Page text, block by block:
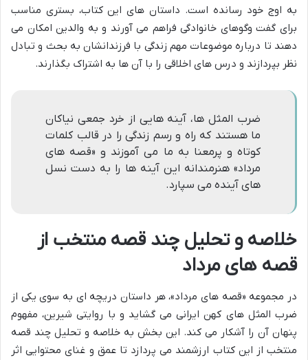
به اوج خود رسانده است. داستان های این کتاب، بستری مناسب
برای گفت وگوهای خانوادگی فراهم می آورند و به والدین امکان می
دهند تا درباره موضوعات مهم زندگی با فرزندانشان به بحث و تبادل
نظر بپردازند و درس های اخلاقی را با آن ها به اشتراک بگذارند.
ضرب المثل ها، آینه هایی از خرد جمعی نیاکان
ما هستند که راه و رسم زندگی را در قالب کلمات
کوتاه و پرمعنا به ما می آموزند و «قصه های
مرداد» هنرمندانه این آینه ها را به دست نسل
های آینده می سپارد.
خلاصه و تحلیل چند قصه منتخب از
قصه های مرداد
در مجموعه «قصه های مرداد»، هر داستان دریچه ای به سوی یکی از
ضرب المثل های کهن ایرانی می گشاید و با روایتی شیرین، مفهوم
پنهان آن را آشکار می کند. این بخش به خلاصه و تحلیل چند قصه
منتخب از این کتاب ارزشمند می پردازد تا عمق و غنای محتوایی اثر